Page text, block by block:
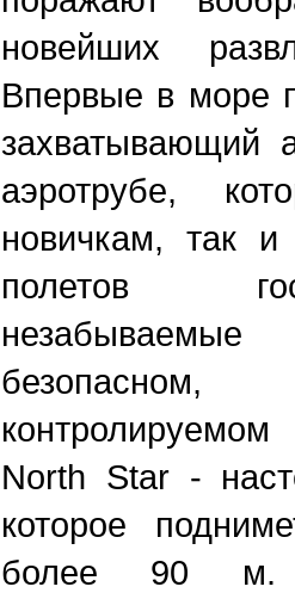
новейших
Впервые в море
захватывающий
аэротрубе,
новичкам, так
полетов
контролируемом
North Star -
которое
более 90 м.